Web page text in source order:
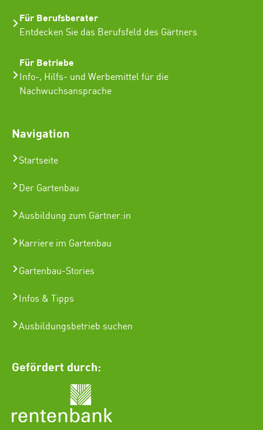
Für Berufsberater
Entdecken Sie das Berufsfeld des Gärtners
Für Betriebe
Info-, Hilfs- und Werbemittel für die
Nachwuchsansprache
Navigation
Startseite
Der Gartenbau
Ausbildung zum Gärtner:in
Karriere im Gartenbau
Gartenbau-Stories
Infos & Tipps
Ausbildungsbetrieb suchen
Gefördert durch: